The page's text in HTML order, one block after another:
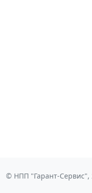
© НПП "Гарант-Сервис",